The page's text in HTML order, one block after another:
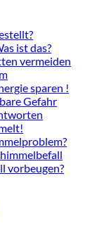
ist das?
vermeiden
sparen !
Gefahr
vorbeugen?